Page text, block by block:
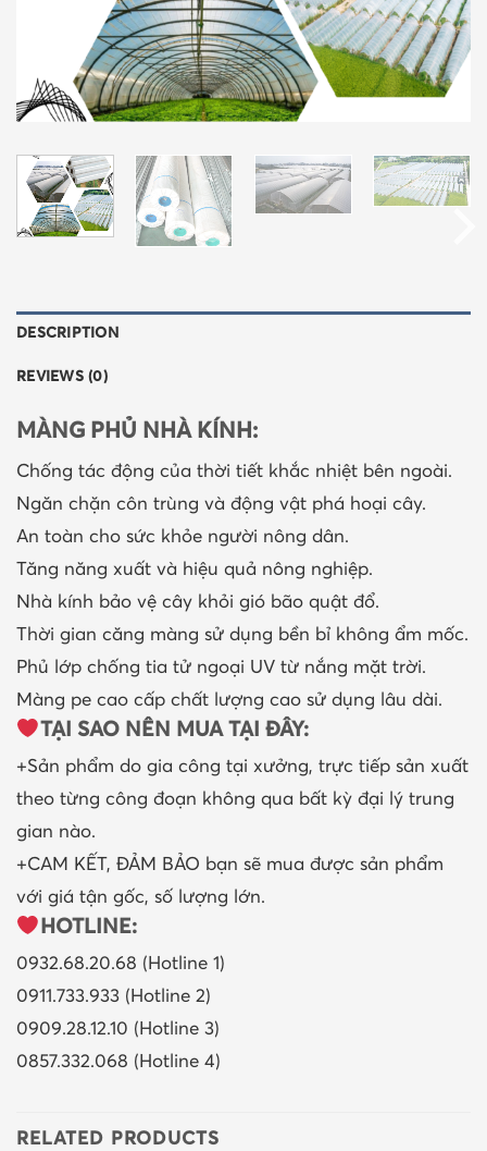
DESCRIPTION
REVIEWS (0)
MÀNG PHỦ NHÀ KÍNH:
Chống tác động của thời tiết khắc nhiệt bên ngoài.
Ngăn chặn côn trùng và động vật phá hoại cây.
An toàn cho sức khỏe người nông dân.
Tăng năng xuất và hiệu quả nông nghiệp.
Nhà kính bảo vệ cây khỏi gió bão quật đổ.
Thời gian căng màng sử dụng bền bỉ không ẩm mốc.
Phủ lớp chống tia tử ngoại UV từ nắng mặt trời.
Màng pe cao cấp chất lượng cao sử dụng lâu dài.
TẠI SAO NÊN MUA TẠI ĐÂY:
+Sản phẩm do gia công tại xưởng, trực tiếp sản xuất
theo từng công đoạn không qua bất kỳ đại lý trung
gian nào.
+CAM KẾT, ĐẢM BẢO bạn sẽ mua được sản phẩm
với giá tận gốc, số lượng lớn.
HOTLINE:
0932.68.20.68 (Hotline 1)
0911.733.933 (Hotline 2)
0909.28.12.10 (Hotline 3)
0857.332.068 (Hotline 4)
RELATED PRODUCTS